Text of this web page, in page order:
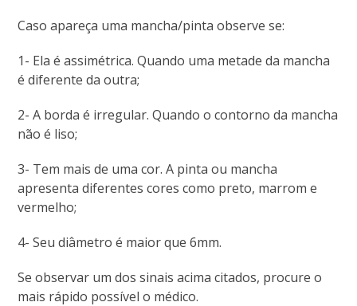
Caso apareça uma mancha/pinta observe se:
1- Ela é assimétrica. Quando uma metade da mancha
é diferente da outra;
2- A borda é irregular. Quando o contorno da mancha
não é liso;
3- Tem mais de uma cor. A pinta ou mancha
apresenta diferentes cores como preto, marrom e
vermelho;
4- Seu diâmetro é maior que 6mm.
Se observar um dos sinais acima citados, procure o
mais rápido possível o médico.